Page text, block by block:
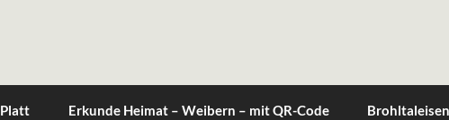
Erkunde Heimat – Weibern – mit QR-Code